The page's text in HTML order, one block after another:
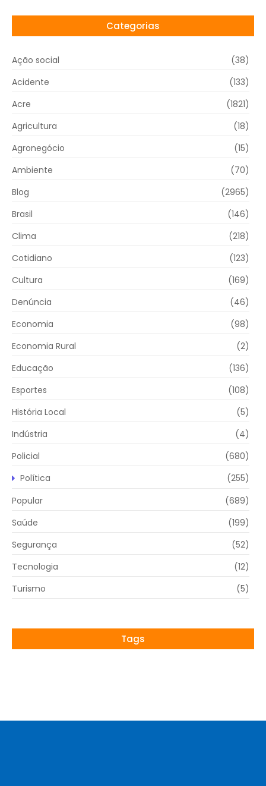
Categorias
Ação social
(38)
Acidente
(133)
Acre
(1821)
Agricultura
(18)
Agronegócio
(15)
Ambiente
(70)
Blog
(2965)
Brasil
(146)
Clima
(218)
Cotidiano
(123)
Cultura
(169)
Denúncia
(46)
Economia
(98)
Economia Rural
(2)
Educação
(136)
Esportes
(108)
História Local
(5)
Indústria
(4)
Policial
(680)
Política
(255)
Popular
(689)
Saúde
(199)
Segurança
(52)
Tecnologia
(12)
Turismo
(5)
Tags